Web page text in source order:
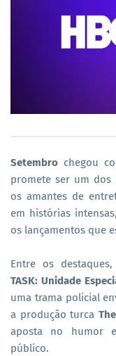
Setembro chegou
promete ser um dos
os amantes de
em histórias
os lançamentos que
Entre os
TASK: Unidade
uma trama policial
a produção turca
aposta no humor
público.